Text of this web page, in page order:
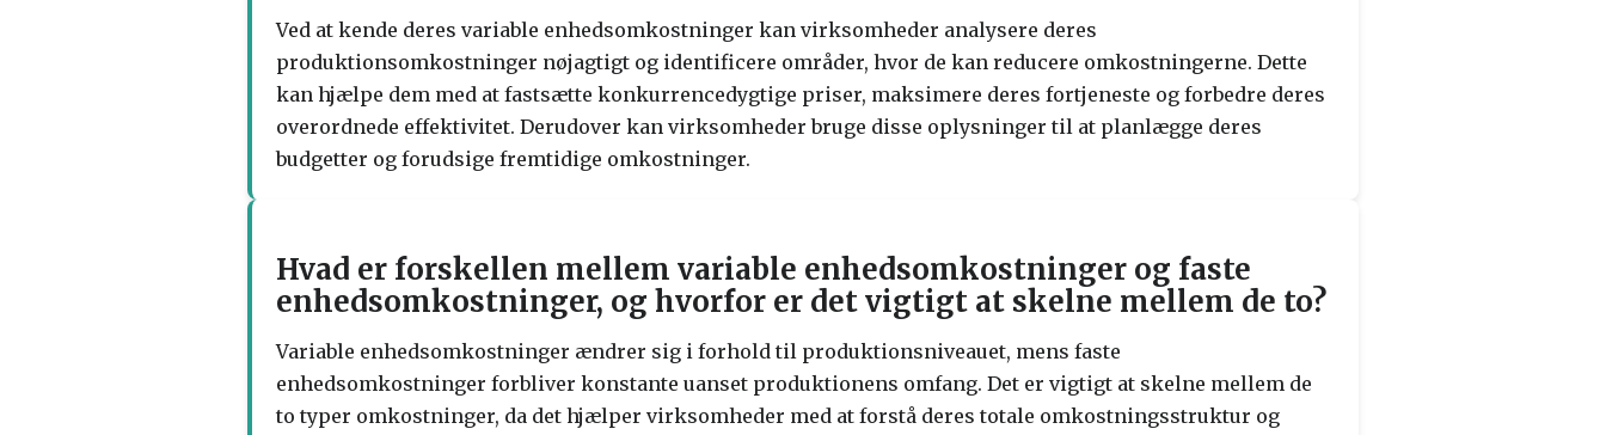
Ved at kende deres variable enhedsomkostninger kan virksomheder analysere deres
produktionsomkostninger nøjagtigt og identificere områder, hvor de kan reducere omkostningerne. Dette
kan hjælpe dem med at fastsætte konkurrencedygtige priser, maksimere deres fortjeneste og forbedre deres
overordnede effektivitet. Derudover kan virksomheder bruge disse oplysninger til at planlægge deres
budgetter og forudsige fremtidige omkostninger.
Hvad er forskellen mellem variable enhedsomkostninger og faste
enhedsomkostninger, og hvorfor er det vigtigt at skelne mellem de to?
Variable enhedsomkostninger ændrer sig i forhold til produktionsniveauet, mens faste
enhedsomkostninger forbliver konstante uanset produktionens omfang. Det er vigtigt at skelne mellem de
to typer omkostninger, da det hjælper virksomheder med at forstå deres totale omkostningsstruktur og